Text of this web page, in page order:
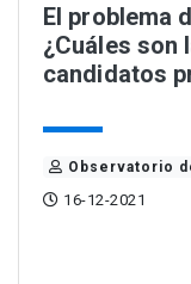
El problema
¿Cuáles son
candidatos
Observatorio
16-12-2021